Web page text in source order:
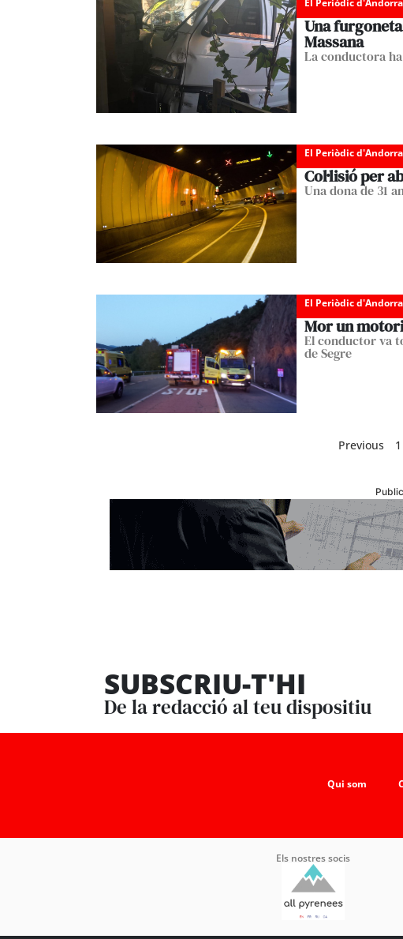
El Periòdic d'Andorra
Una
Massana
La conductora
El Periòdic d'Andorra
Col·lisió per
Una dona de 31
El Periòdic d'Andorra
Mor un
El conductor va
de Segre
Previous 1
SUBSCRIU-T'HI
De la redacció al teu dispositiu
Qui som
Els nostres socis